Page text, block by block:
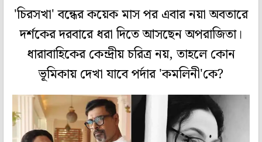
'চিরসখা' বন্ধের কয়েক মাস পর এবার নয়া অবতারে
দর্শকের দরবারে ধরা দিতে আসছেন অপরাজিতা।
ধারাবাহিকের কেন্দ্রীয় চরিত্র নয়, তাহলে কোন
ভূমিকায় দেখা যাবে পর্দার 'কমলিনী'কে?